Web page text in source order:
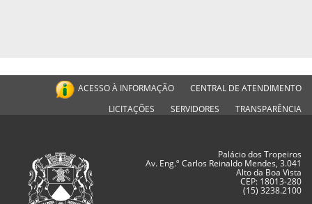
ACESSO À INFORMAÇÃO
CENTRAL DE ATENDIMENTO
LICITAÇÕES
SERVIDORES TRANSPARÊNCIA
Palácio dos Tropeiros
Av. Eng.º Carlos Reinaldo Mendes, 3.041
Alto da Boa Vista
CEP: 18013-280
(15) 3238.2100